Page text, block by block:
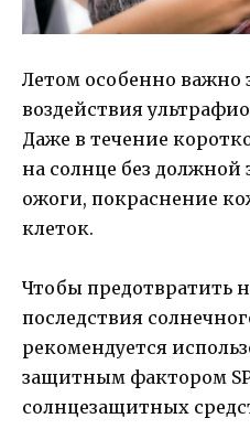
Летом особенно важно
воздействия
Даже в течение
на солнце без
ожоги, покраснение
клеток.
Чтобы предотвратить
последствия
рекомендуется
защитным фактором
солнцезащитных